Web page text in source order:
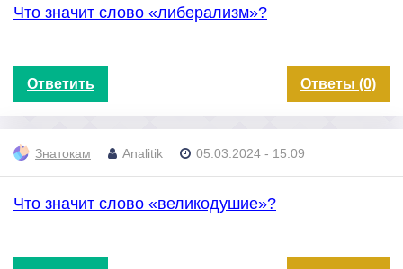
Что значит слово «либерализм»?
Ответить Ответы (0)
Знатокам Analitik 05.03.2024 - 15:09
Что значит слово «великодушие»?